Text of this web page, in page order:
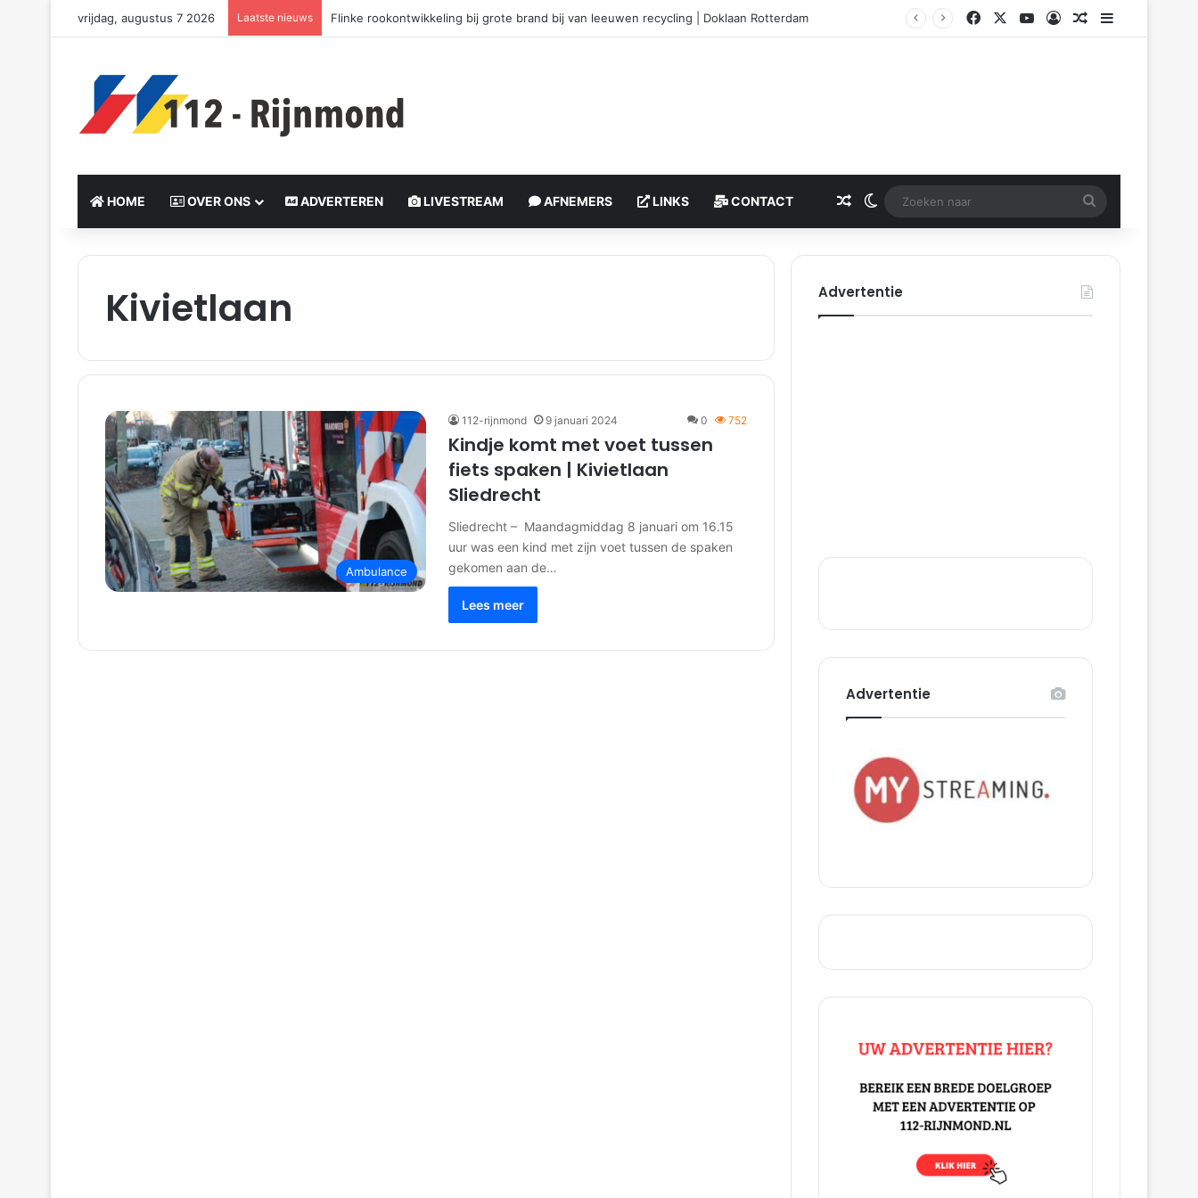
vrijdag, augustus 7 2026 Laatste nieuws Flinke rookontwikkeling bij grote brand bij van leeuwen recycling | Doklaan Rotterdam Facebook
X YouTubeLog InGerelateerd artikel
Sidebar
HOME OVER ONS ADVERTEREN LIVESTREAM AFNEMERS LINKS CONTACT Gerelateerd artikel
Switch skin
Zoeken
naar
Kivietlaan
Ambulance
112-rijnmond 9 januari 2024 0 752
Kindje komt met voet tussen
fiets spaken | Kivietlaan
Sliedrecht
Sliedrecht – Maandagmiddag 8 januari om 16.15
uur was een kind met zijn voet tussen de spaken
gekomen aan de…
Lees meer
Advertentie
Advertentie